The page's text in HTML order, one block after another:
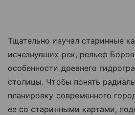
Тщательно изучал старинные
исчезнувших рек, рельеф
особенности древнего
столицы. Чтобы понять
планировку современного
ее со старинными картами,